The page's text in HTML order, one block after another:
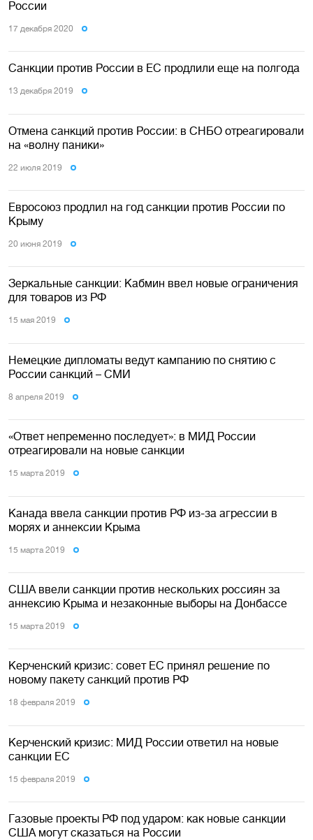
России
17 декабря 2020
Санкции против России в ЕС продлили еще на полгода
13 декабря 2019
Отмена санкций против России: в СНБО отреагировали
на «волну паники»
22 июля 2019
Евросоюз продлил на год санкции против России по
Крыму
20 июня 2019
Зеркальные санкции: Кабмин ввел новые ограничения
для товаров из РФ
15 мая 2019
Немецкие дипломаты ведут кампанию по снятию с
России санкций – СМИ
8 апреля 2019
«Ответ непременно последует»: в МИД России
отреагировали на новые санкции
15 марта 2019
Канада ввела санкции против РФ из-за агрессии в
морях и аннексии Крыма
15 марта 2019
США ввели санкции против нескольких россиян за
аннексию Крыма и незаконные выборы на Донбассе
15 марта 2019
Керченский кризис: совет ЕС принял решение по
новому пакету санкций против РФ
18 февраля 2019
Керченский кризис: МИД России ответил на новые
санкции ЕС
15 февраля 2019
Газовые проекты РФ под ударом: как новые санкции
США могут сказаться на России